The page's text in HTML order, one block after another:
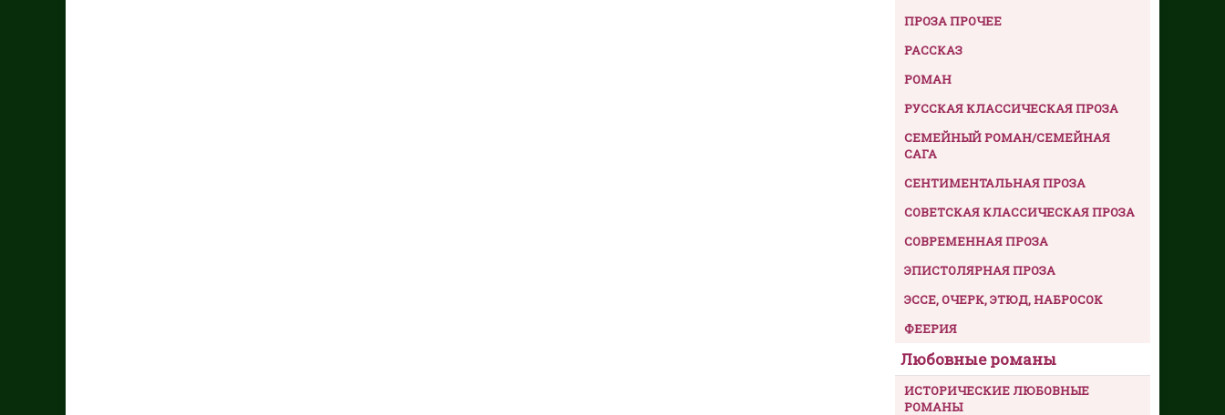
ПРОЗА ПРОЧЕЕ
РАССКАЗ
РОМАН
РУССКАЯ КЛАССИЧЕСКАЯ ПРОЗА
СЕМЕЙНЫЙ РОМАН/СЕМЕЙНАЯ
САГА
СЕНТИМЕНТАЛЬНАЯ ПРОЗА
СОВЕТСКАЯ КЛАССИЧЕСКАЯ ПРОЗА
СОВРЕМЕННАЯ ПРОЗА
ЭПИСТОЛЯРНАЯ ПРОЗА
ЭССЕ, ОЧЕРК, ЭТЮД, НАБРОСОК
ФЕЕРИЯ
Любовные романы
ИСТОРИЧЕСКИЕ ЛЮБОВНЫЕ
РОМАНЫ